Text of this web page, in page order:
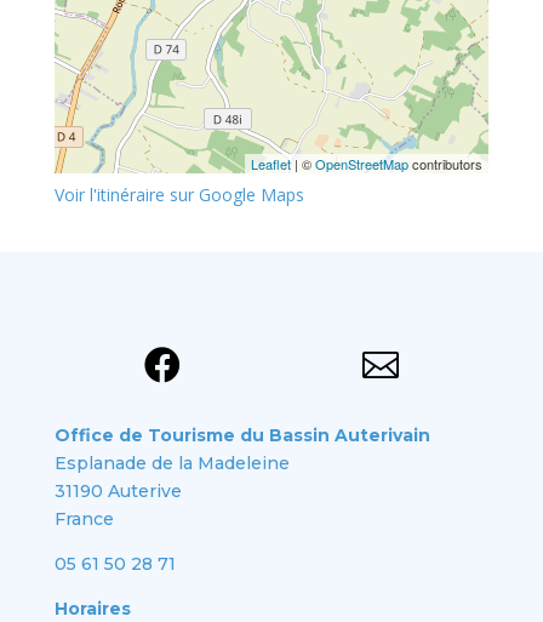
Leaflet | ©OpenStreetMapcontributors
Voir l'itinéraire sur Google Maps
 
Office de Tourisme du Bassin Auterivain
Esplanade de la Madeleine
31190 Auterive
France
05 61 50 28 71
Horaires